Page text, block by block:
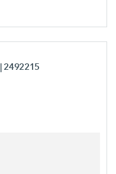
| 2492215